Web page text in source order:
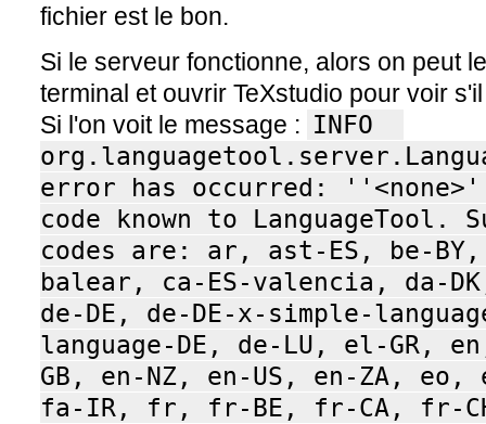
fichier est le bon.
Si le serveur fonctionne, alors on peut
terminal et ouvrir TeXstudio pour voir
Si l'on voit le message : INFO
error has occurred:
code known to LanguageTool.
codes are: ar, ast-ES, be-
balear, ca-ES-valencia, da-
de-DE, de-DE-x-simple-
language-DE, de-LU, el-GR,
GB, en-NZ, en-US, en-ZA,
fa-IR, fr, fr-BE, fr-CA, fr-